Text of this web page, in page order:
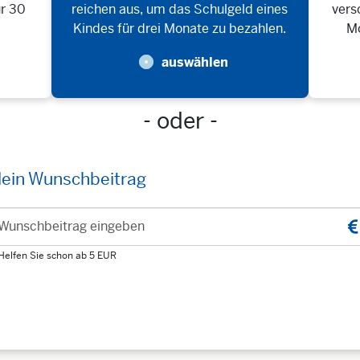
30
reichen aus, um das Schulgeld eines
Kindes für drei Monate zu bezahlen.
auswählen
- oder -
Wunschbeitrag
eingeben
Sie schon ab 5 EUR